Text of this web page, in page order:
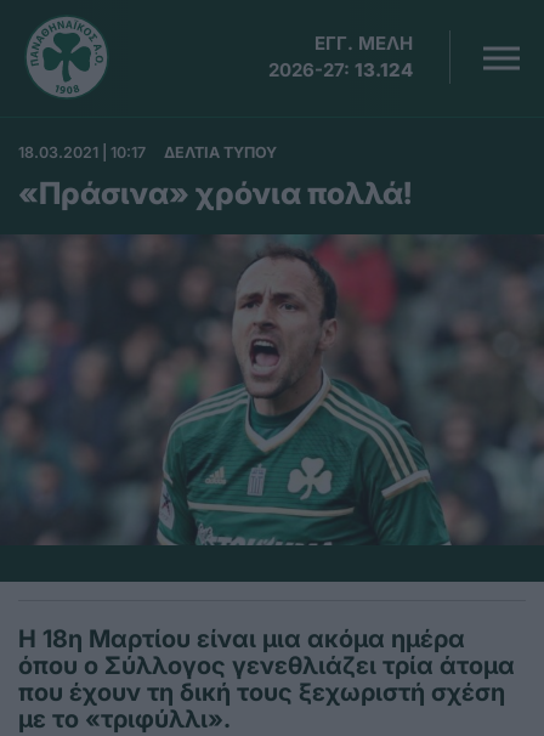
ΕΓΓ. ΜΕΛΗ
2026-27: 13.124
18.03.2021 | 10:17 ΔΕΛΤΙΑ ΤΥΠΟΥ
«Πράσινα» χρόνια πολλά!
Η 18η Μαρτίου είναι μια ακόμα ημέρα
όπου ο Σύλλογος γενεθλιάζει τρία άτομα
που έχουν τη δική τους ξεχωριστή σχέση
με το «τριφύλλι».